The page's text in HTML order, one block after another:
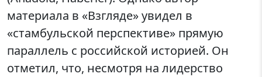
материала в «Взгляде» увидел в
«стамбульской перспективе» прямую
параллель с российской историей. Он
отметил, что, несмотря на лидерство